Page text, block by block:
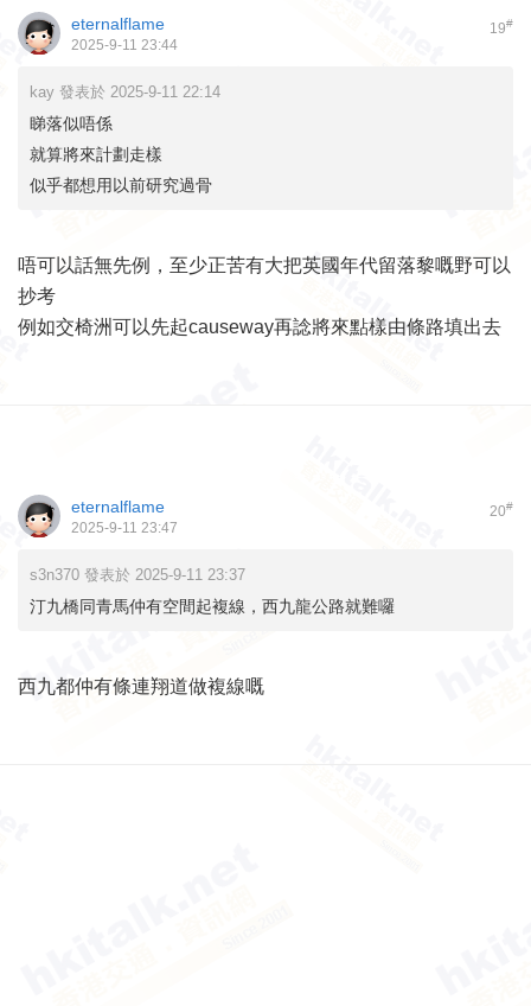
19#
eternalflame
2025-9-11 23:44
kay 發表於 2025-9-11 22:14
睇落似唔係
就算將來計劃走樣
似乎都想用以前研究過骨
唔可以話無先例，至少正苦有大把英國年代留落黎嘅野可以
抄考
例如交椅洲可以先起causeway再諗將來點樣由條路填出去
20#
eternalflame
2025-9-11 23:47
s3n370 發表於 2025-9-11 23:37
汀九橋同青馬仲有空間起複線，西九龍公路就難囉
西九都仲有條連翔道做複線嘅